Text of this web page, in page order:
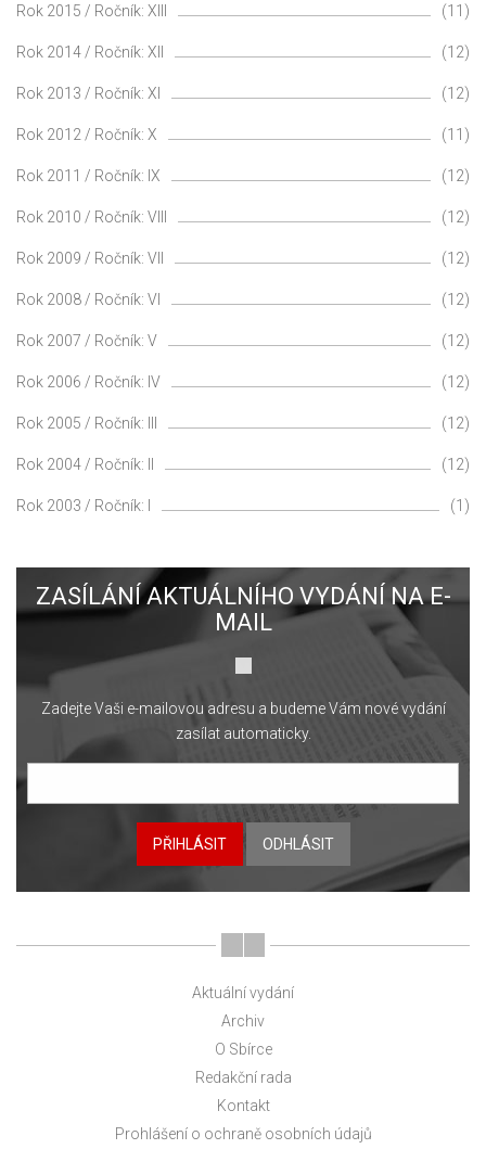
Rok 2015 / Ročník: XIII (11)
Rok 2014 / Ročník: XII (12)
Rok 2013 / Ročník: XI (12)
Rok 2012 / Ročník: X (11)
Rok 2011 / Ročník: IX (12)
Rok 2010 / Ročník: VIII (12)
Rok 2009 / Ročník: VII (12)
Rok 2008 / Ročník: VI (12)
Rok 2007 / Ročník: V (12)
Rok 2006 / Ročník: IV (12)
Rok 2005 / Ročník: III (12)
Rok 2004 / Ročník: II (12)
Rok 2003 / Ročník: I (1)
ZASÍLÁNÍ AKTUÁLNÍHO VYDÁNÍ NA E-
MAIL
Zadejte Vaši e-mailovou adresu a budeme Vám nové vydání
zasílat automaticky.
PŘIHLÁSIT ODHLÁSIT
Aktuální vydání
Archiv
O Sbírce
Redakční rada
Kontakt
Prohlášení o ochraně osobních údajů